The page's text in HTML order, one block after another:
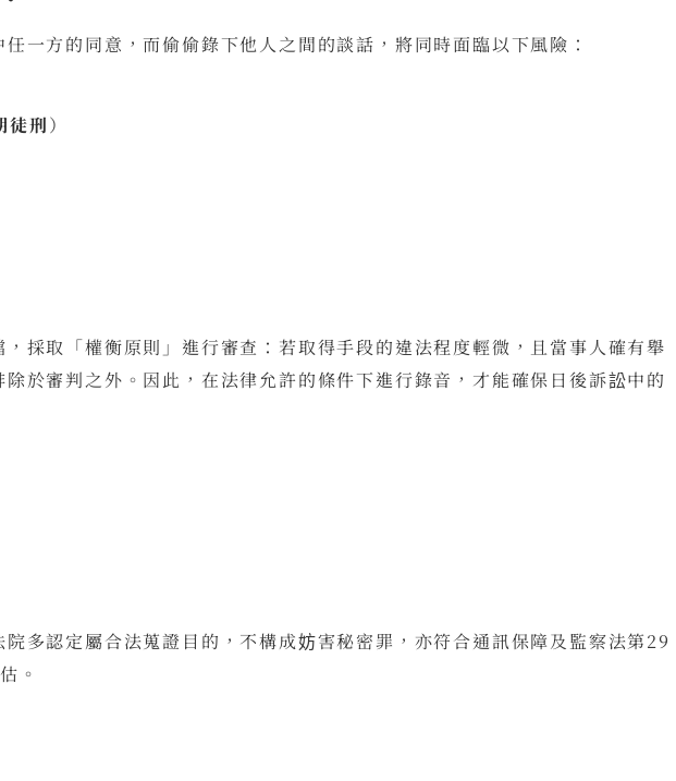
一方的同意，而偷偷錄下他人之間的談話，將同時面臨以下風險：
徒刑）
採取「權衡原則」進行審查：若取得手段的違法程度輕微，且當事人確有舉
於審判之外。因此，在法律允許的條件下進行錄音，才能確保日後訴訟中的
多認定屬合法蒐證目的，不構成妨害秘密罪，亦符合通訊保障及監察法第29
。